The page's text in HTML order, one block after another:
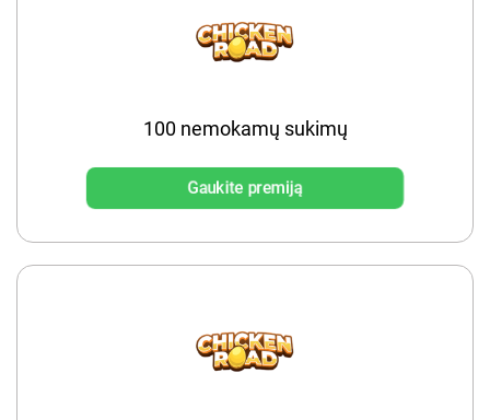
100 nemokamų sukimų
Gaukite premiją